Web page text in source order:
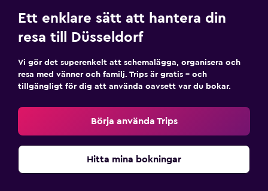
Ett enklare sätt att hantera din
resa till Düsseldorf
Vi gör det superenkelt att schemalägga, organisera och
resa med vänner och familj. Trips är gratis – och
tillgängligt för dig att använda oavsett var du bokar.
Börja använda Trips
Hitta mina bokningar